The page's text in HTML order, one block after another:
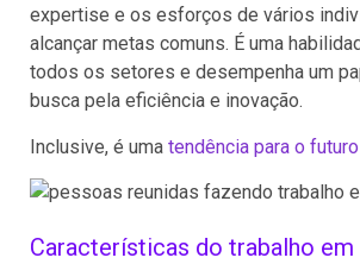
expertise e os esforços de vários
alcançar metas comuns. É uma
todos os setores e desempenha um
busca pela eficiência e inovação.
Inclusive, é uma tendência para o
Características do trabalho em